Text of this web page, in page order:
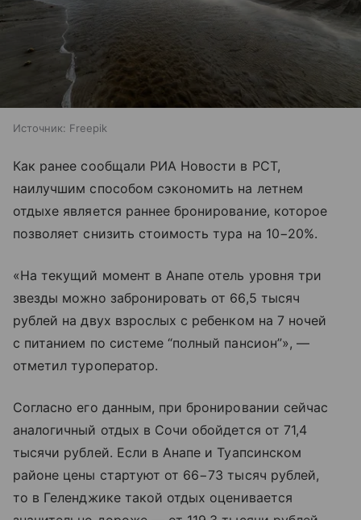
Источник: Freepik
Как ранее сообщали РИА Новости в РСТ,
наилучшим способом сэкономить на летнем
отдыхе является раннее бронирование, которое
позволяет снизить стоимость тура на 10−20%.
«На текущий момент в Анапе отель уровня три
звезды можно забронировать от 66,5 тысяч
рублей на двух взрослых с ребенком на 7 ночей
с питанием по системе “полный пансион”», —
отметил туроператор.
Согласно его данным, при бронировании сейчас
аналогичный отдых в Сочи обойдется от 71,4
тысячи рублей. Если в Анапе и Туапсинском
районе цены стартуют от 66−73 тысяч рублей,
то в Геленджике такой отдых оценивается